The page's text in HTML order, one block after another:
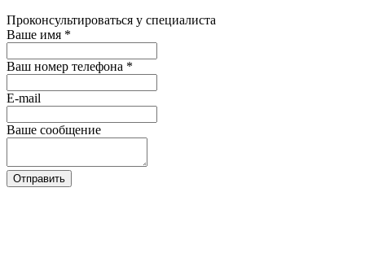
Проконсультироваться у специалиста
Ваше имя *
Ваш номер телефона *
E-mail
Ваше сообщение
Отправить